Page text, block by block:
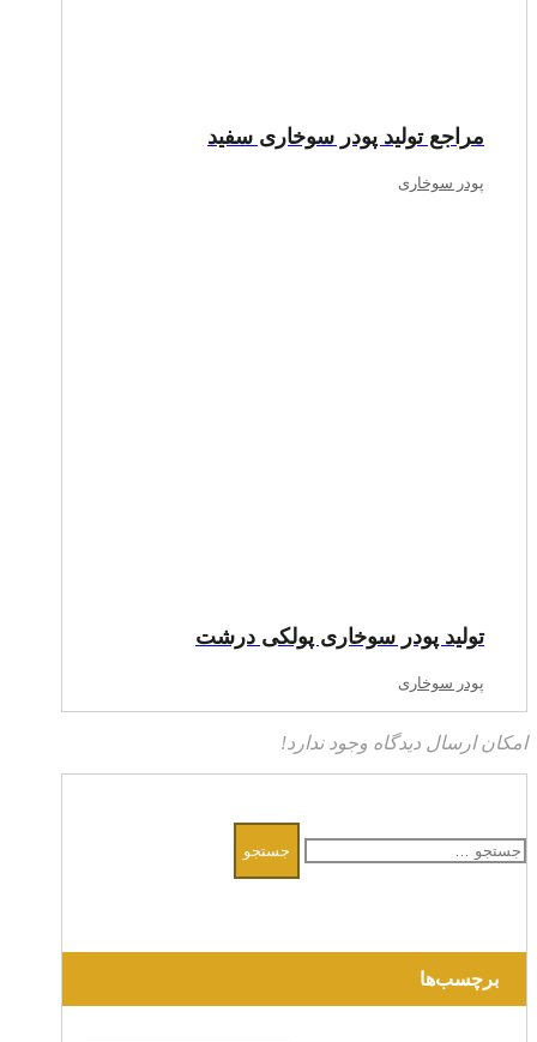
مراجع تولید پودر سوخاری سفید
پودر سوخاری
تولید پودر سوخاری پولکی درشت
پودر سوخاری
امکان ارسال دیدگاه وجود ندارد!
برای:
برچسب‌ها